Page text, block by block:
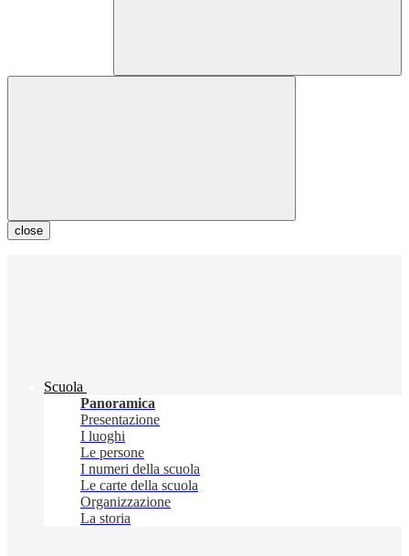
close
Scuola
Panoramica
Presentazione
I luoghi
Le persone
I numeri della scuola
Le carte della scuola
Organizzazione
La storia